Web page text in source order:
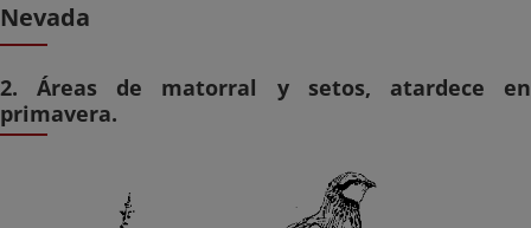
Nevada
2. Áreas de matorral y setos, atardece en
primavera.